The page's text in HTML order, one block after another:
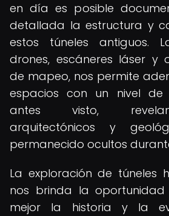
en día es posible
detallada la estructura y
estos túneles antiguos.
drones, escáneres láser y
de mapeo, nos permite
espacios con un nivel de
antes visto,
arquitectónicos y
permanecido ocultos
La exploración de túneles
nos brinda la
mejor la historia y la